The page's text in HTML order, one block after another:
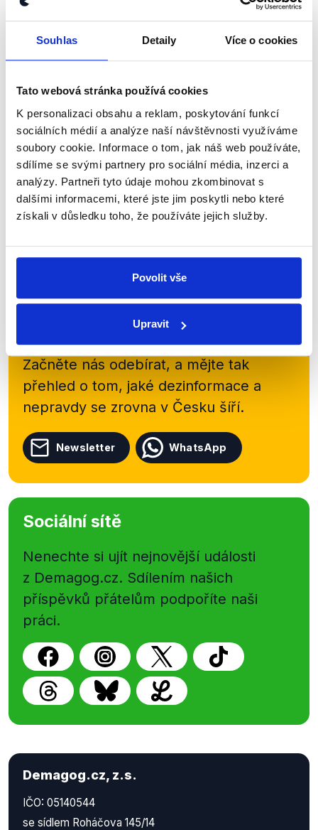
Souhlas Detaily Více o cookies
Tato webová stránka používá cookies
K personalizaci obsahu a reklam, poskytování funkcí
sociálních médií a analýze naší návštěvnosti využíváme
soubory cookie. Informace o tom, jak náš web používáte,
sdílíme se svými partnery pro sociální média, inzerci a
analýzy. Partneři tyto údaje mohou zkombinovat s
dalšími informacemi, které jste jim poskytli nebo které
získali v důsledku toho, že používáte jejich služby.
Povolit vše
Upravit
OVĚŘENO
Volby 2017: Lídr Svobodných v ČRo
Předseda Strany svobodných občanů byl stejně
jako další čelné osobnosti jednotlivých stran hostem
předvolebního vysílání Českého rozhlasu. V
obvyklém formátu se nejprve věnoval otázkám...
Číst dál
Zůstaňme v kontaktu
Přihlaste se k odběru našeho
newsletteru nebowhatsappového
kanálu, kde pravidelně přinášíme
shrnutí nejzajímavějších článků a analýz.
Začněte nás odebírat, a mějte tak
přehled o tom, jaké dezinformace a
nepravdy se zrovna v Česku šíří.
Newsletter WhatsApp
Sociální sítě
Nenechte si ujít nejnovější události
z Demagog.cz. Sdílením našich
příspěvků přátelům podpoříte naši
práci.
Demagog.cz, z.s.
IČO: 05140544
se sídlem Roháčova 145/14